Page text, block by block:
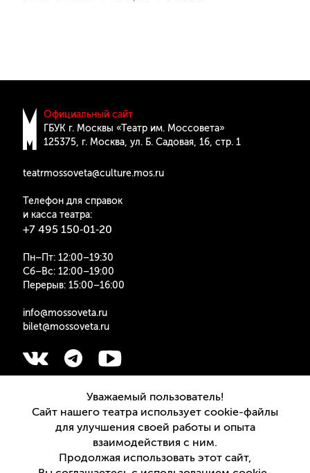
Официальный сайт
ГБУК г. Москвы «Театр им. Моссовета»
125375, г. Москва, ул. Б. Cадовая, 16, стр. 1
teatrmossoveta@culture.mos.ru
Телефон для справок
и касса театра:
+7 495 150‑01‑20
Пн–Пт: 12:00–19:30
Сб–Вс: 12:00–19:00
Перерыв: 15:00–16:00
info@mossoveta.ru
bilet@mossoveta.ru
Подписаться на рассылку
Версия для слабовидящих
Уважаемый пользователь!
Сайт нашего театра использует cookie-файлы
для улучшения своей работы и опыта
взаимодействия с ним.
Продолжая использовать этот сайт,